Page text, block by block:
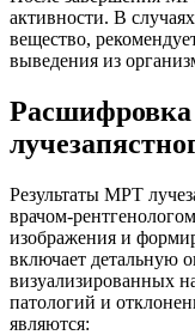
активности. В
вещество,
выведения из
Расшифровка
Результаты МРТ
врачом-
изображения и
включает детальную
визуализированных
патологий и
являются: